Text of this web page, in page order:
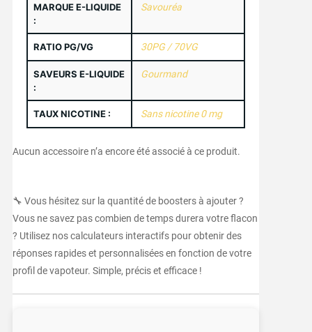
MARQUE E-LIQUIDE
:
Savouréa
RATIO PG/VG 30PG / 70VG
SAVEURS E-LIQUIDE
:
Gourmand
TAUX NICOTINE : Sans nicotine 0 mg
Aucun accessoire n’a encore été associé à ce produit.
🔧 Vous hésitez sur la quantité de boosters à ajouter ?
Vous ne savez pas combien de temps durera votre flacon
? Utilisez nos calculateurs interactifs pour obtenir des
réponses rapides et personnalisées en fonction de votre
profil de vapoteur. Simple, précis et efficace !